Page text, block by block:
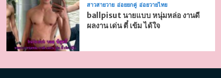
สาวสายวาย อ่อยยกคู่ อ่อยวายไทย
ballpisut นายแบบ หนุ่มหล่อ งานดี
ผลงาน เด่น ตี๋ เข้ม ได้ใจ